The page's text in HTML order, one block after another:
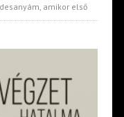
amikor első